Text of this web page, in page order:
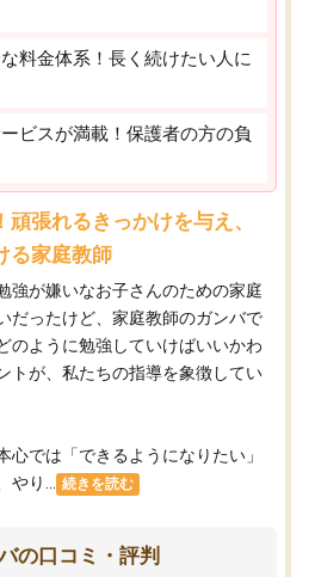
料金体系！長く続けたい人に
ビスが満載！保護者の方の負
張れるきっかけを与え、
る家庭教師
強が嫌いなお子さんのための家庭
だったけど、家庭教師のガンバで
のように勉強していけばいいかわ
トが、私たちの指導を象徴してい
心では「できるようになりたい」
り...
続きを読む
の口コミ・評判